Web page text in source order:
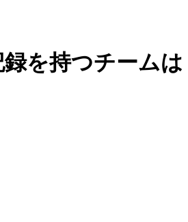
を持つチーム